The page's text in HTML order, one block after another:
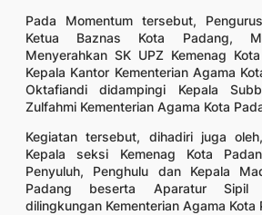
Pada Momentum tersebut,
Ketua Baznas Kota Padang,
Menyerahkan SK UPZ Kemenag
Kepala Kantor Kementerian Agama
Oktafiandi didampingi Kepala
Zulfahmi Kementerian Agama Kota
Kegiatan tersebut, dihadiri juga
Kepala seksi Kemenag Kota
Penyuluh, Penghulu dan Kepala
Padang beserta Aparatur Sipil
dilingkungan Kementerian Agama Kota